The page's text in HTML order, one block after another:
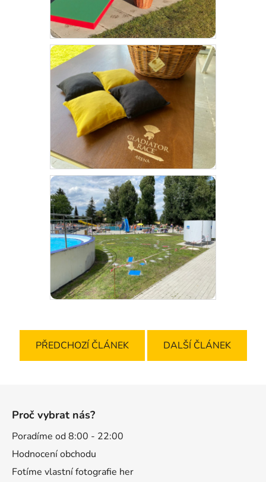
PŘEDCHOZÍ ČLÁNEK DALŠÍ ČLÁNEK
Proč vybrat nás?
Poradíme od 8:00 - 22:00
Hodnocení obchodu
Fotíme vlastní fotografie her